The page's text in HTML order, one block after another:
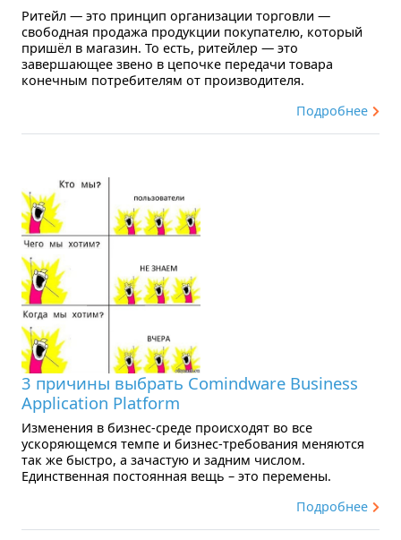
Ритейл — это принцип организации торговли —
свободная продажа продукции покупателю, который
пришёл в магазин. То есть, ритейлер — это
завершающее звено в цепочке передачи товара
конечным потребителям от производителя.
Подробнее
3 причины выбрать Comindware Business
Application Platform
Изменения в бизнес-среде происходят во все
ускоряющемся темпе и бизнес-требования меняются
так же быстро, а зачастую и задним числом.
Единственная постоянная вещь – это перемены.
Подробнее